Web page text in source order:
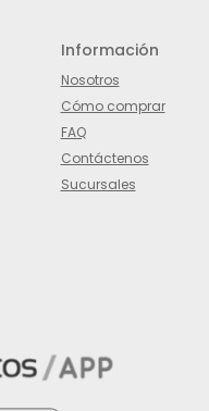
Información
Nosotros
Cómo comprar
FAQ
Contáctenos
Sucursales